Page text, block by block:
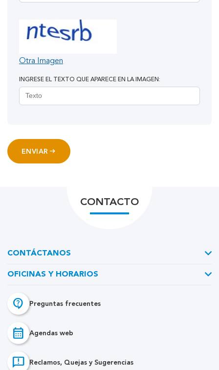
Otra Imagen
INGRESE EL TEXTO QUE APARECE EN LA IMAGEN:
ENVIAR arrow_right_alt
CONTACTO
CONTÁCTANOS
OFICINAS Y HORARIOS
contact_support Preguntas frecuentes
calendar_month Agendas web
feedback Reclamos, Quejas y Sugerencias